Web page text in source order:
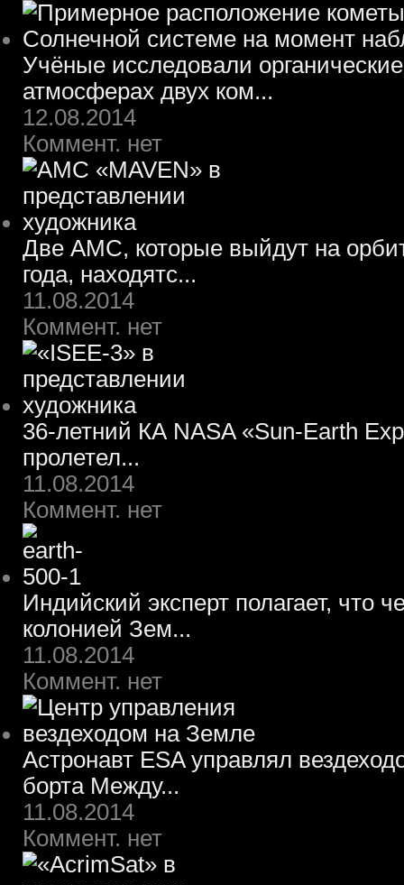
Учёные исследовали
атмосферах двух ком...
12.08.2014
Коммент. нет
Две АМС, которые выйдут на
года, находятс...
11.08.2014
Коммент. нет
36-летний КА NASA «Sun-Earth
пролетел...
11.08.2014
Коммент. нет
Индийский эксперт полагает, что
колонией Зем...
11.08.2014
Коммент. нет
Астронавт ESA управлял
борта Между...
11.08.2014
Коммент. нет